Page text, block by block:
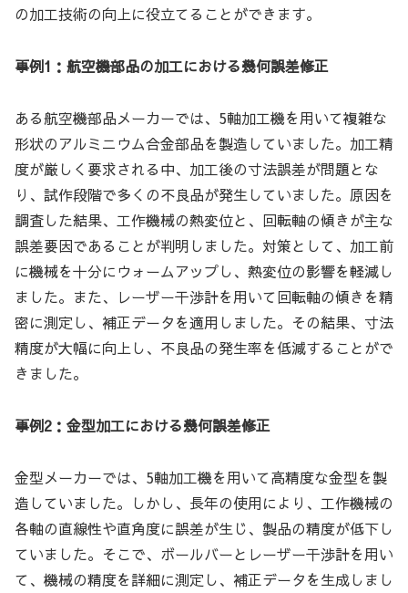
の加工技術の向上に役立てることができます。
事例1：航空機部品の加工における幾何誤差修正
ある航空機部品メーカーでは、5軸加工機を用いて複雑な
形状のアルミニウム合金部品を製造していました。加工精
度が厳しく要求される中、加工後の寸法誤差が問題とな
り、試作段階で多くの不良品が発生していました。原因を
調査した結果、工作機械の熱変位と、回転軸の傾きが主な
誤差要因であることが判明しました。対策として、加工前
に機械を十分にウォームアップし、熱変位の影響を軽減し
ました。また、レーザー干渉計を用いて回転軸の傾きを精
密に測定し、補正データを適用しました。その結果、寸法
精度が大幅に向上し、不良品の発生率を低減することがで
きました。
事例2：金型加工における幾何誤差修正
金型メーカーでは、5軸加工機を用いて高精度な金型を製
造していました。しかし、長年の使用により、工作機械の
各軸の直線性や直角度に誤差が生じ、製品の精度が低下し
ていました。そこで、ボールバーとレーザー干渉計を用い
て、機械の精度を詳細に測定し、補正データを生成しまし